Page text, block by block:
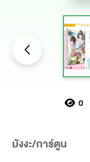
0
มังงะ/การ์ตูน